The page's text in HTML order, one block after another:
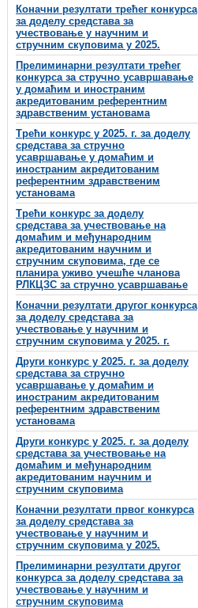
Коначни резултати трећег конкурса
за доделу средстава за
учествовање у научним и
стручним скуповима у 2025.
Прелиминарни резултати трећег
конкурса за стручно усавршавање
у домаћим и иностраним
акредитованим референтним
здравственим установама
Трећи конкурс у 2025. г. за доделу
средстава за стручно
усавршавање у домаћим и
иностраним акредитованим
референтним здравственим
установама
Трећи конкурс за доделу
средстава за учествовање на
домаћим и међународним
акредитованим научним и
стручним скуповима, где се
планира уживо учешће чланова
РЛКЦЗС за стручно усавршавање
Коначни резултати другог конкурса
за доделу средстава за
учествовање у научним и
стручним скуповима у 2025. г.
Други конкурс у 2025. г. за доделу
средстава за стручно
усавршавање у домаћим и
иностраним акредитованим
референтним здравственим
установама
Други конкурс у 2025. г. за доделу
средстава за учествовање на
домаћим и међународним
акредитованим научним и
стручним скуповима
Коначни резултати првог конкурса
за доделу средстава за
учествовање у научним и
стручним скуповима у 2025.
Прелиминарни резултати другог
конкурса за доделу средстава за
учествовање у научним и
стручним скуповима